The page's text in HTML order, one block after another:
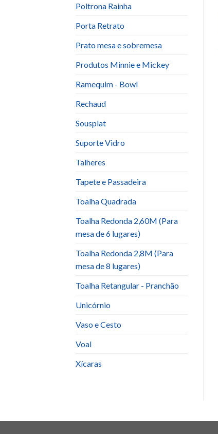
Poltrona Rainha
Porta Retrato
Prato mesa e sobremesa
Produtos Minnie e Mickey
Ramequim - Bowl
Rechaud
Sousplat
Suporte Vidro
Talheres
Tapete e Passadeira
Toalha Quadrada
Toalha Redonda 2,60M (Para
mesa de 6 lugares)
Toalha Redonda 2,8M (Para
mesa de 8 lugares)
Toalha Retangular - Pranchão
Unicórnio
Vaso e Cesto
Voal
Xícaras
OUTROS
Minitable
R$60.00